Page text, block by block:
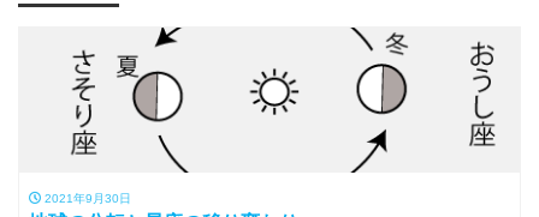
2021年9月30日